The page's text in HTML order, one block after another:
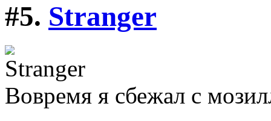
#5. Stranger
Вовремя я сбежал с